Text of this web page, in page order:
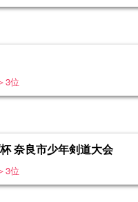
3位
奈良市少年剣道大会
3位